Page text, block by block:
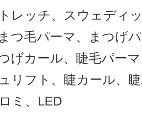
レッチ、スウェディ
つ毛パーマ、まつげ
げカール、睫毛パー
リフト、睫カール、
ミ、LED